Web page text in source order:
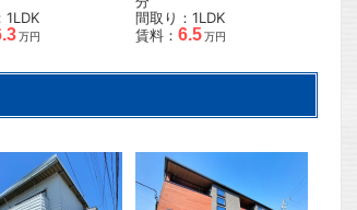
1LDK
万円
間取り：1LDK
賃料： 6.5万円